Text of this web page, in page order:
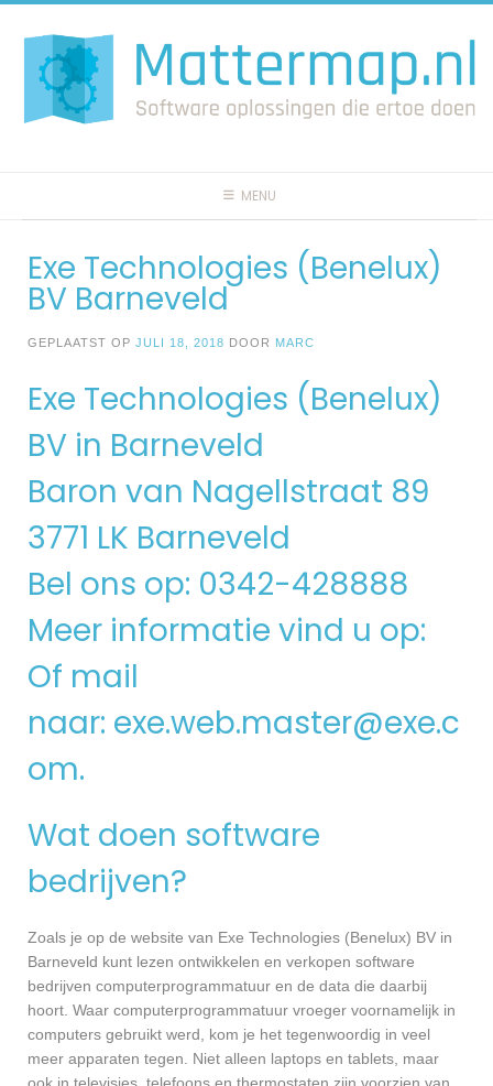
naar
inhoud
MENU
Exe Technologies (Benelux)
BV Barneveld
GEPLAATST OP JULI 18, 2018 DOOR MARC
Exe Technologies (Benelux)
BV in Barneveld
Baron van Nagellstraat 89
3771 LK Barneveld
Bel ons op: 0342-428888
Meer informatie vind u op:
Of mail
naar: exe.web.master@exe.c
om.
Wat doen software
bedrijven?
Zoals je op de website van Exe Technologies (Benelux) BV in
Barneveld kunt lezen ontwikkelen en verkopen software
bedrijven computerprogrammatuur en de data die daarbij
hoort. Waar computerprogrammatuur vroeger voornamelijk in
computers gebruikt werd, kom je het tegenwoordig in veel
meer apparaten tegen. Niet alleen laptops en tablets, maar